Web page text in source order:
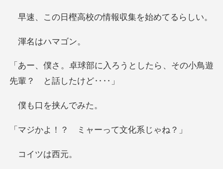
高校の情報収集を
はハマ
ろうとしたら、その小鳥遊
口を挟
ミャーって文
イツ